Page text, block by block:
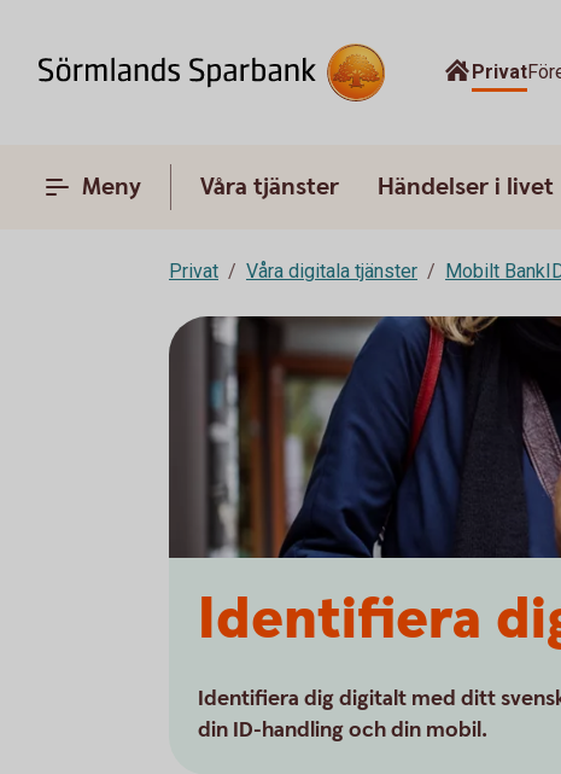
Privat
Meny Våra tjänster Händelser i livet
Privat Våra digitala tjänster Mobilt
Identifiera
Identifiera dig digitalt med ditt
din ID-handling och din mobil.